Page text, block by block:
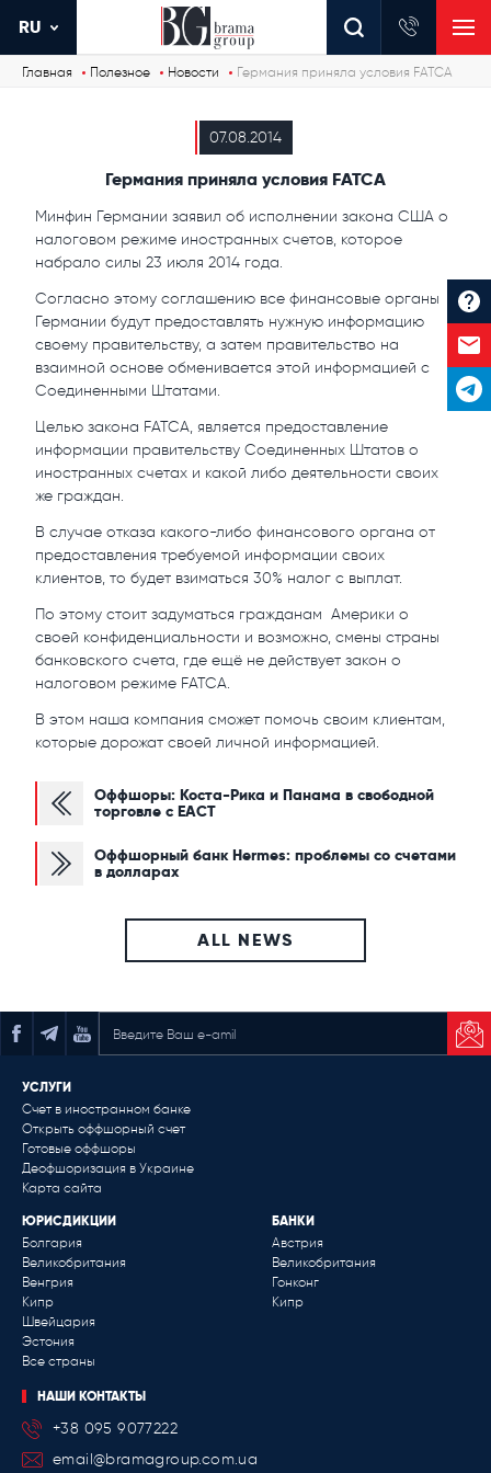
RU
Главная Полезное Новости Германия приняла условия FATCA
07.08.2014
Германия приняла условия FATCA
Минфин Германии заявил об исполнении закона США о
налоговом режиме иностранных счетов, которое
набрало силы 23 июля 2014 года.
Согласно этому соглашению все финансовые органы
Германии будут предоставлять нужную информацию
своему правительству, а затем правительство на
взаимной основе обменивается этой информацией с
Соединенными Штатами.
Целью закона FATCA, является предоставление
информации правительству Соединенных Штатов о
иностранных счетах и какой либо деятельности своих
же граждан.
В случае отказа какого-либо финансового органа от
предоставления требуемой информации своих
клиентов, то будет взиматься 30% налог с выплат.
По этому стоит задуматься гражданам Америки о
своей конфиденциальности и возможно, смены страны
банковского счета, где ещё не действует закон о
налоговом режиме FATCA.
В этом наша компания сможет помочь своим клиентам,
которые дорожат своей личной информацией.
Оффшоры: Коста-Рика и Панама в свободной
торговле с ЕАСТ
Оффшорный банк Hermes: проблемы со счетами
в долларах
ALL NEWS
УСЛУГИ
Счет в иностранном банке
Открыть оффшорный счет
Готовые оффшоры
Деофшоризация в Украине
Карта сайта
ЮРИСДИКЦИИ
Болгария
Великобритания
Венгрия
Кипр
Швейцария
Эстония
Все страны
БАНКИ
Австрия
Великобритания
Гонконг
Кипр
НАШИ КОНТАКТЫ
+38 095 9077222
email@bramagroup.com.ua